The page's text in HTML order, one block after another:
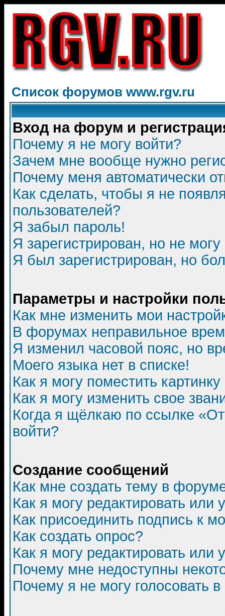
Список форумов www.rgv.ru
Вход на форум и
Почему я не могу войти?
Зачем мне вообще нужно
Почему меня автоматически
Как сделать, чтобы я не
пользователей?
Я забыл пароль!
Я зарегистрирован, но не могу
Я был зарегистрирован, но
Параметры и настройки
Как мне изменить мои
В форумах неправильное
Я изменил часовой пояс, но
Моего языка нет в списке!
Как я могу поместить
Как я могу изменить свое
Когда я щёлкаю по ссылке
войти?
Создание сообщений
Как мне создать тему в
Как я могу редактировать или
Как присоединить подпись к
Как создать опрос?
Как я могу редактировать или
Почему мне недоступны
Почему я не могу голосовать